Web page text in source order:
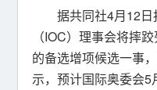
活动专题
奥运百科
据共同社4月12
（IOC）理事会将摔
的备选增项候选一事
示，预计国际奥委会